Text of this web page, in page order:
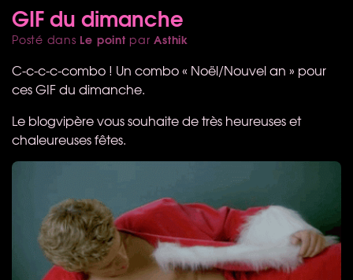
GIF du dimanche
Posté dans Le point parAsthik
C-c-c-c-combo ! Un combo « Noël/Nouvel an » pour
cesGIFdu dimanche.
Le blogvipère vous souhaite de très heureuses et
chaleureuses fêtes.